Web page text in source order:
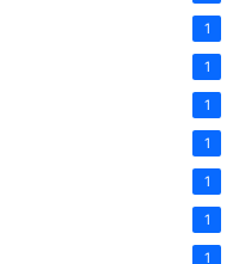
1
1
1
1
1
1
1